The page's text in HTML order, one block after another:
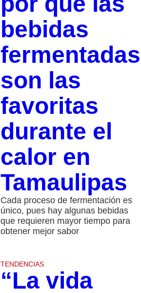
bebidas
fermentadas
son las
favoritas
durante el
calor en
Tamaulipas
Cada proceso de fermentación es
único, pues hay algunas bebidas
que requieren mayor tiempo para
obtener mejor sabor
TENDENCIAS
“La vida